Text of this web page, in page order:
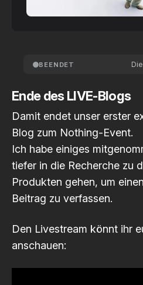
BEENDET
Ende des LIVE-Blogs
Damit endet unser erster
Blog zum Nothing-Event.
Ich habe einiges
tiefer in die Recherche zu
Produkten gehen, um
Beitrag zu verfassen.
Den Livestream könnt ihr
anschauen: